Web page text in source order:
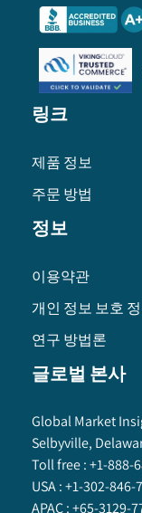
링크
제품 정보
주문 방법
정보
이용약관
개인 정보 보호
연구 방법론
글로벌 본사
Global Market
Selbyville,
Toll free :+1-888-
USA :+1-302-846-
APAC :+65-3129-